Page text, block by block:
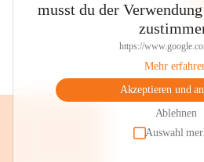
musst du der
https://
Mehr
Akzeptieren und
Ablehnen
Auswahl